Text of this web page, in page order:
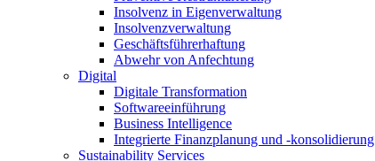
Insolvenz in Eigenverwaltung
Insolvenzverwaltung
Geschäftsführerhaftung
Abwehr von Anfechtung
Digital
Digitale Transformation
Softwareeinführung
Business Intelligence
Integrierte Finanzplanung und -konsolidierung
Sustainability Services